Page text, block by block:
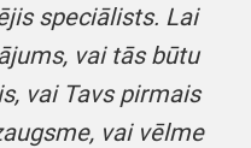
speciālists. Lai
vai tās būtu
vai Tavs pirmais
vai vēlme